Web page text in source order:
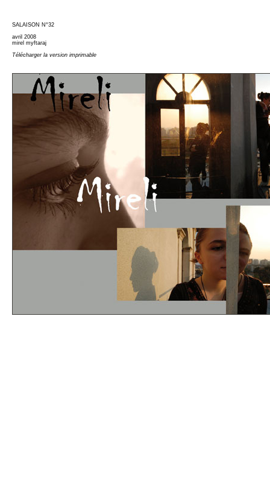
SALAISON N°32
avril 2008
mirel myftaraj
Télécharger la version imprimable